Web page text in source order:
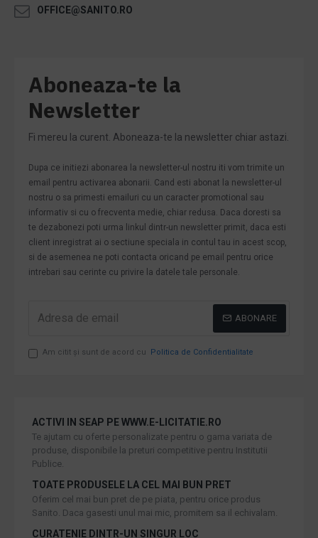
OFFICE@SANITO.RO
Aboneaza-te la
Newsletter
Fi mereu la curent. Aboneaza-te la newsletter chiar astazi.
Dupa ce initiezi abonarea la newsletter-ul nostru iti vom trimite un
email pentru activarea abonarii. Cand esti abonat la newsletter-ul
nostru o sa primesti emailuri cu un caracter promotional sau
informativ si cu o frecventa medie, chiar redusa. Daca doresti sa
te dezabonezi poti urma linkul dintr-un newsletter primit, daca esti
client inregistrat ai o sectiune speciala in contul tau in acest scop,
si de asemenea ne poti contacta oricand pe email pentru orice
intrebari sau cerinte cu privire la datele tale personale.
ABONARE
Am citit şi sunt de acord cu Politica de Confidentialitate
ACTIVI IN SEAP PE WWW.E-LICITATIE.RO
Te ajutam cu oferte personalizate pentru o gama variata de
produse, disponibile la preturi competitive pentru Institutii
Publice.
TOATE PRODUSELE LA CEL MAI BUN PRET
Oferim cel mai bun pret de pe piata, pentru orice produs
Sanito. Daca gasesti unul mai mic, promitem sa il echivalam.
CURATENIE DINTR-UN SINGUR LOC